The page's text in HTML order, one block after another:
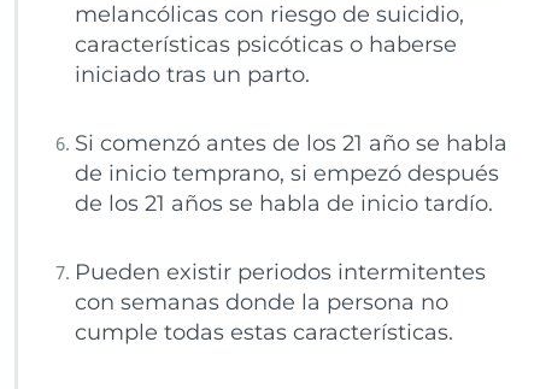
melancólicas con riesgo de suicidio,
características psicóticas o haberse
iniciado tras un parto.
Si comenzó antes de los 21 año se habla
de inicio temprano, si empezó después
de los 21 años se habla de inicio tardío.
Pueden existir periodos intermitentes
con semanas donde la persona no
cumple todas estas características.